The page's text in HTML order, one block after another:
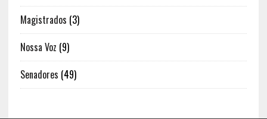
Magistrados (3)
Nossa Voz (9)
Senadores (49)